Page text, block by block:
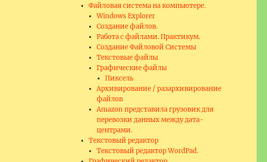
Файловая система на компьютере.
Windows Explorer
Создание файлов.
Работа с файлами. Практикум.
Создание Файловой Системы
Текстовые файлы
Графические файлы
Пиксель
Архивирование / разархивирование
файлов
Amazon представила грузовик для
перевозки данных между дата-
центрами.
Текстовый редактор
Текстовый редактор WordPad.